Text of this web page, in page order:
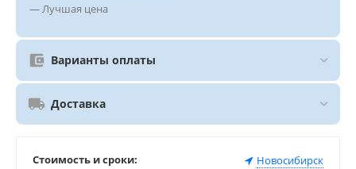
— Лучшая цена
Варианты оплаты
Доставка
Стоимость и сроки: Новосибирск